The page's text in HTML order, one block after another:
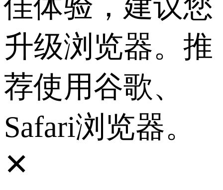
升级浏览器。推
荐使用谷歌、
Safari浏览器。
✕